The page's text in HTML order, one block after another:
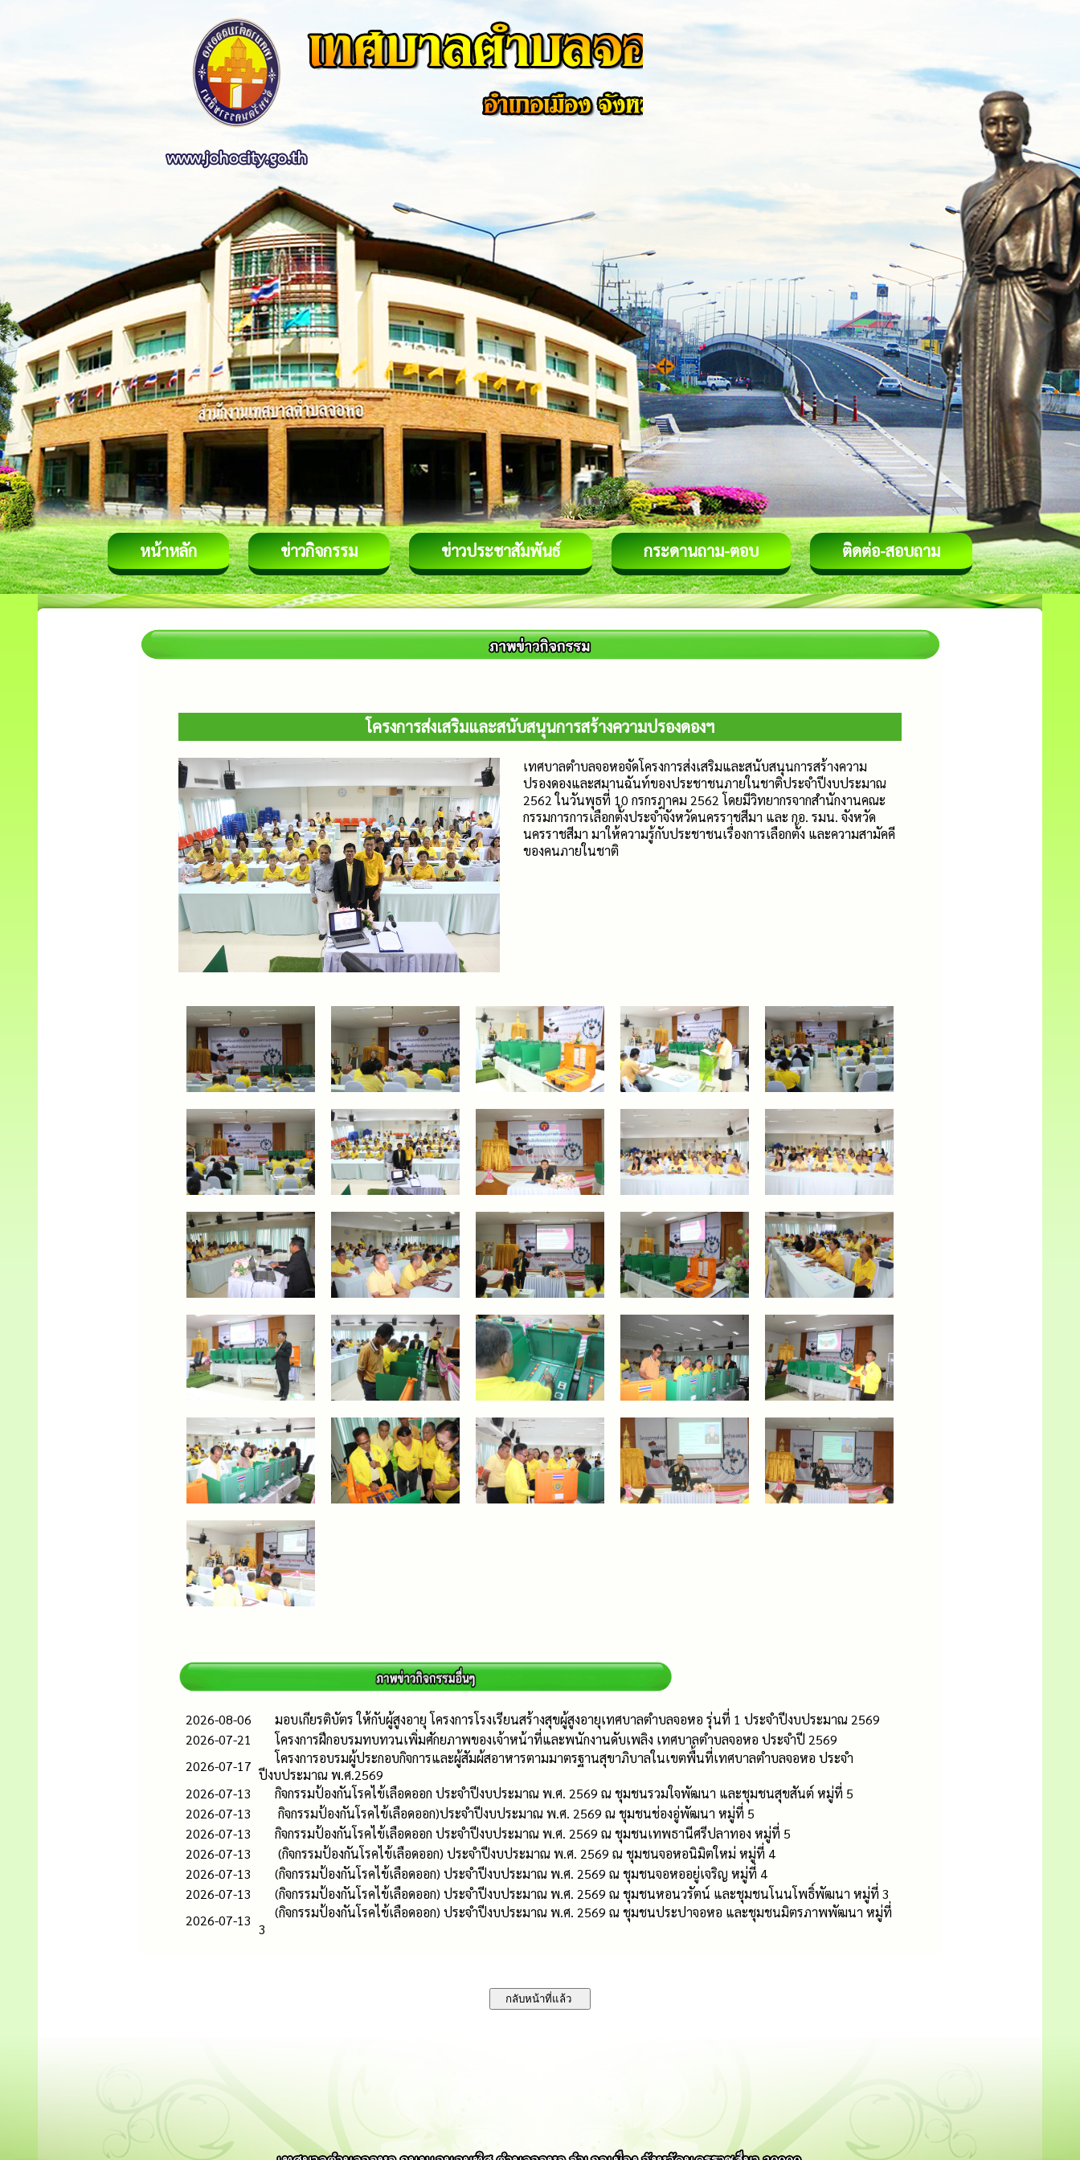
หน้าหลัก ข่าวกิจกรรม ข่าวประชาสัมพันธ์ กระดานถาม-ตอบ ติดต่อ-สอบถาม
โครงการส่งเสริมและสนับสนุนการสร้างความปรองดองฯ
เทศบาลตำบลจอหอจัดโครงการส่งเสริมและสนับสนุนการสร้างความ
ปรองดองและสมานฉันท์ของประชาชนภายในชาติประจำปีงบประมาณ
2562 ในวันพุธที่ 10 กรกรฎาคม 2562 โดยมีวิทยากรจากสำนักงานคณะ
กรรมการการเลือกตั้งประจำจังหวัดนครราชสีมา และ กอ. รมน. จังหวัด
นครราชสีมา มาให้ความรู้กับประชาชนเรื่องการเลือกตั้ง และความสามัคคี
ของคนภายในชาติ
2026-08-06
มอบเกียรติบัตร ให้กับผู้สูงอายุ โครงการโรงเรียนสร้างสุขผู้สูงอายุเทศบาลตำบลจอหอ รุ่นที่ 1 ประจำปีงบประมาณ 2569
2026-07-21
โครงการฝึกอบรมทบทวนเพิ่มศักยภาพของเจ้าหน้าที่และพนักงานดับเพลิง เทศบาลตำบลจอหอ ประจำปี 2569
2026-07-17
โครงการอบรมผู้ประกอบกิจการและผู้สัมผ้สอาหารตามมาตรฐานสุขาภิบาลในเขตพื้นที่เทศบาลตำบลจอหอ ประจำ
ปีงบประมาณ พ.ศ.2569
2026-07-13
กิจกรรมป้องกันโรคไข้เลือดออก ประจำปีงบประมาณ พ.ศ. 2569 ณ ชุมชนรวมใจพัฒนา และชุมชนสุขสันต์ หมู่ที่ 5
2026-07-13
กิจกรรมป้องกันโรคไข้เลือดออก)ประจำปีงบประมาณ พ.ศ. 2569 ณ ชุมชนช่องอู่พัฒนา หมู่ที่ 5
2026-07-13
กิจกรรมป้องกันโรคไข้เลือดออก ประจำปีงบประมาณ พ.ศ. 2569 ณ ชุมชนเทพธานีศรีปลาทอง หมู่ที่ 5
2026-07-13
(กิจกรรมป้องกันโรคไข้เลือดออก) ประจำปีงบประมาณ พ.ศ. 2569 ณ ชุมชนจอหอนิมิตใหม่ หมู่ที่ 4
2026-07-13
(กิจกรรมป้องกันโรคไข้เลือดออก) ประจำปีงบประมาณ พ.ศ. 2569 ณ ชุมชนจอหออยู่เจริญ หมู่ที่ 4
2026-07-13
(กิจกรรมป้องกันโรคไข้เลือดออก) ประจำปีงบประมาณ พ.ศ. 2569 ณ ชุมชนหอนวรัตน์ และชุมชนโนนโพธิ์พัฒนา หมู่ที่ 3
2026-07-13
(กิจกรรมป้องกันโรคไข้เลือดออก) ประจำปีงบประมาณ พ.ศ. 2569 ณ ชุมชนประปาจอหอ และชุมชนมิตรภาพพัฒนา หมู่ที่
3